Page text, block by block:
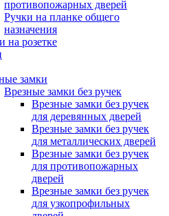
противопожарных дверей
Ручки на планке общего
назначения
на розетке
замки
Врезные замки без ручек
Врезные замки без ручек
для деревянных дверей
Врезные замки без ручек
для металлических дверей
Врезные замки без ручек
для противопожарных
дверей
Врезные замки без ручек
для узкопрофильных